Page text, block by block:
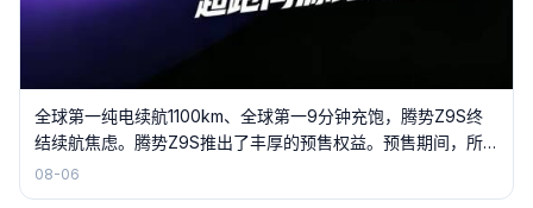
全球第一纯电续航1100km、全球第一9分钟充饱，腾势Z9S终
结续航焦虑。腾势Z9S推出了丰厚的预售权益。预售期间，所
有预定用户，都可以获得 18 个月免费闪充权益，还有价值
5000元的内外饰选装基金，以及专属磁吸生态礼包，诚意拉
08-06